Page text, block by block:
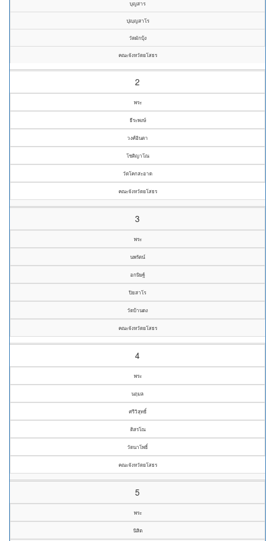
บุญสาร
ปุญฺญสาโร
วัดผักบุ้ง
คณะจังหวัดยโสธร
2
พระ
ธีระพงษ์
วงศ์อินตา
โชติญาโณ
วัดโคกสะอาด
คณะจังหวัดยโสธร
3
พระ
นพรัตน์
อกนิษฐ์
ปิยสาโร
วัดบ้านดง
คณะจังหวัดยโสธร
4
พระ
นฤมล
ศรีวิสุทธิ์
ติสรโณ
วัดนาโพธิ์
คณะจังหวัดยโสธร
5
พระ
นิสิต